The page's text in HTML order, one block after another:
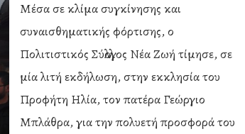
Μέσα σε κλίμα συγκίνησης και
συναισθηματικής φόρτισης, ο
Πολιτιστικός Σύλλογος Νέα Ζωή τίμησε, σε
μία λιτή εκδήλωση, στην εκκλησία του
Προφήτη Ηλία, τον πατέρα Γεώργιο
Μπλάθρα, για την πολυετή προσφορά του